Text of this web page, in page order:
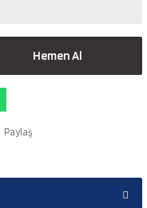
Hemen Al
Paylaş